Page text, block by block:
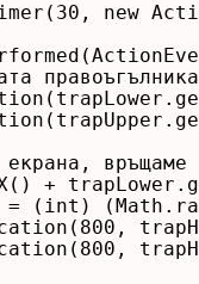
new
връщаме
+
(int)